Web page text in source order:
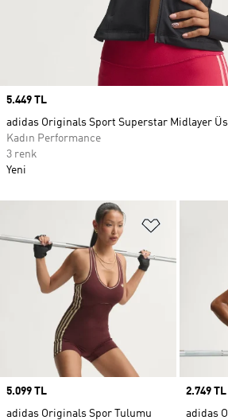
Favori
Price
5.099 TL
adidas Originals Spor Tulumu
Price
2.749 TL
adidas
Price
5.449 TL
adidas Originals Sport Superstar Midlayer
Kadın Performance
3 renk
Yeni